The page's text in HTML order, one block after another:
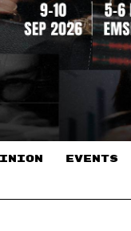
EVENTS